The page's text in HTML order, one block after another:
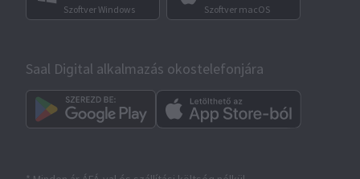
Szoftver Windows Szoftver macOS
Saal Digital alkalmazás okostelefonjára